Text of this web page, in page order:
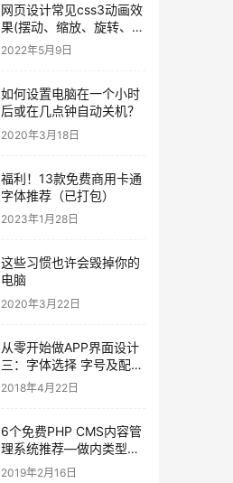
网页设计常见css3动画效
果(摆动、缩放、旋转、透
明、反弹)
2022年5月9日
如何设置电脑在一个小时
后或在几点钟自动关机？
2020年3月18日
福利！13款免费商用卡通
字体推荐（已打包）
2023年1月28日
这些习惯也许会毁掉你的
电脑
2020年3月22日
从零开始做APP界面设计
三：字体选择 字号及配色
方案
2018年4月22日
6个免费PHP CMS内容管
理系统推荐—做内类型网
站首选
2019年2月16日